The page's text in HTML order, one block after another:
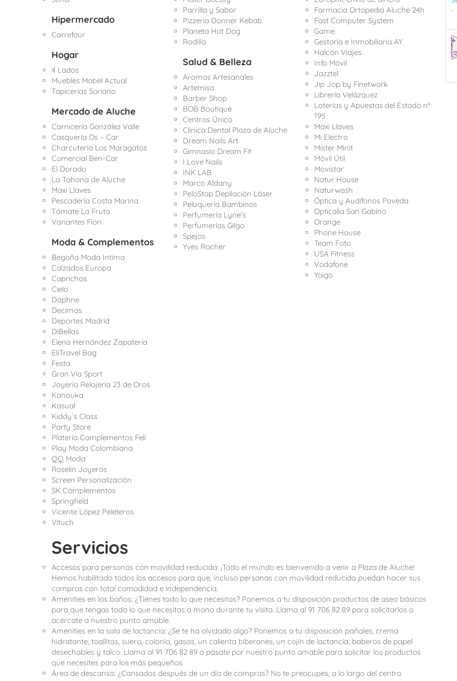
Hipermercado
Carrefour
Hogar
4 Lados
Muebles Mobel Actual
Tapicerías Soriano
Mercado de Aluche
Carnicería González Valle
Casquería Os – Car
Charcutería Los Maragatos
Comercial Ben-Car
El Dorado
La Tahona de Aluche
Maxi Llaves
Pescadería Costa Marina
Tómate La Fruta
Variantes Flori
Moda & Complementos
Begoña Moda Intima
Calzados Europa
Caprichos
Cielo
Daphne
Decimas
Deportes Madrid
DiBellas
Elena Hernández Zapatería
EliTravel Bag
Festa
Gran Vía Sport
Joyería Relojería 23 de Oros
Kanouka
Kasual
Kiddy´s Class
Party Store
Platería Complementos Feli
Play Moda Colombiana
QQ Moda
Roselin Joyeros
Screen Personalización
SK Complementos
Springfield
Vicente López Peleteros
Vituch
Parrilla y Sabor
Pizzería Donner Kebab
Planeta Hot Dog
Rodilla
Salud & Belleza
Aromas Artesanales
Artemisa
Barber Shop
BOB Boutique
Centros Único
Clínica Dental Plaza de Aluche
Dream Nails Art
Gimnasio Dream Fit
I Love Nails
INK LAB
Marco Aldany
PeloStop Depilación Láser
Peluquería Bambinos
Perfumería Lyne’s
Perfumerías Gilgo
Spejos
Yves Rocher
Farmacia Ortopedia Aluche 24h
Fast Computer System
Game
Gestoría e Inmobiliaria AY
Halcón Viajes
Info Móvil
Jazztel
Jip Jop by Finetwork
Librería Velázquez
Loterías y Apuestas del Estado nº
195
Maxi Llaves
Mi Electro
Mister Minit
Móvil Útil
Movistar
Natur House
Naturwash
Óptica y Audífonos Poveda
Opticalia San Gabino
Orange
Phone House
Team Foto
USA Fitness
Vodafone
Yoigo
Servicios
Accesos para personas con movilidad reducida: ¡Todo el mundo es bienvenido a venir a Plaza de Aluche!
Hemos habilitado todos los accesos para que, incluso personas con movilidad reducida puedan hacer sus
compras con total comodidad e independencia.
Amenities en los baños: ¿Tienes todo lo que necesitas? Ponemos a tu disposición productos de aseo básicos
para que tengas todo lo que necesitas a mano durante tu visita. Llama al 91 706 82 89 para solicitarlos o
acércate a nuestro punto amable.
Amenities en la sala de lactancia: ¿Se te ha olvidado algo? Ponemos a tu disposición pañales, crema
hidratante, toallitas, suero, colonia, gasas, un calienta biberones, un cojín de lactancia, baberos de papel
desechables y talco. Llama al 91 706 82 89 o pásate por nuestro punto amable para solicitar los productos
que necesites para los más pequeños.
Área de descanso: ¿Cansados después de un día de compras? No te preocupes, a lo largo del centro